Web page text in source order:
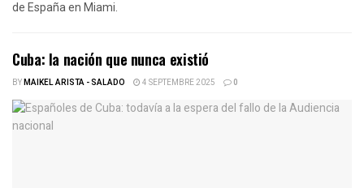
de España en Miami.
Cuba: la nación que nunca existió
BYMAIKEL ARISTA - SALADO 4 SEPTEMBRE 2025 0